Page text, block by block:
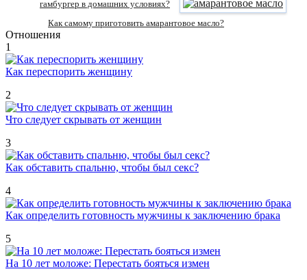
гамбургер в домашних условиях?
Как самому приготовить амарантовое масло?
Отношения
1
Как переспорить женщину
2
Что следует скрывать от женщин
3
Как обставить спальню, чтобы был секс?
4
Как определить готовность мужчины к заключению брака
5
На 10 лет моложе: Перестать бояться измен